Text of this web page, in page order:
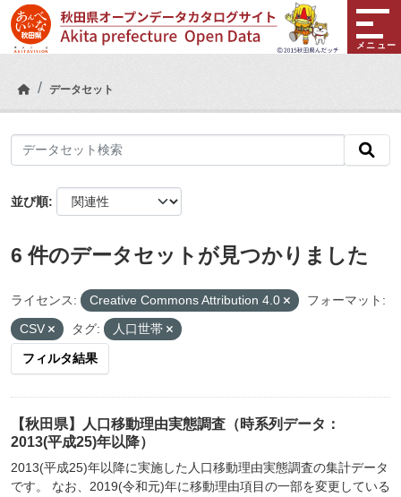
Skip to main content
メニュー
データセット
並び順
6 件のデータセットが見つかりました
ライセンス: Creative Commons Attribution 4.0
フォーマット:
CSV
タグ: 人口世帯
フィルタ結果
【秋田県】人口移動理由実態調査（時系列データ：
2013(平成25)年以降）
2013(平成25)年以降に実施した人口移動理由実態調査の集計データ
です。 なお、2019(令和元)年に移動理由項目の一部を変更している